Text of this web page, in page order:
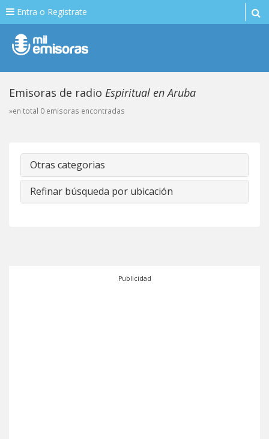
Entra o Registrate
Emisoras de radio Espiritual en Aruba
»en total 0 emisoras encontradas
Otras categorias
Refinar búsqueda por ubicación
Publicidad